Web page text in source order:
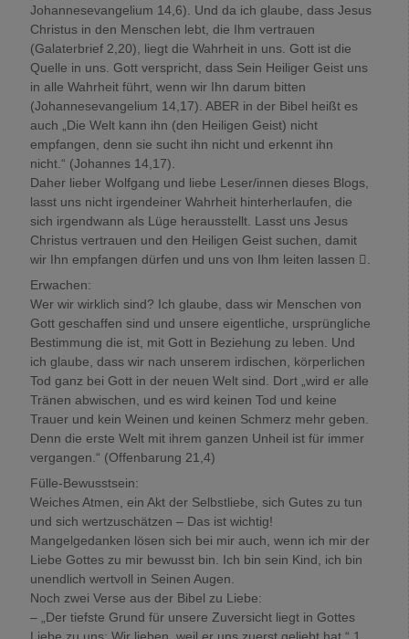
Johannesevangelium 14,6). Und da ich glaube, dass Jesus
Christus in den Menschen lebt, die Ihm vertrauen
(Galaterbrief 2,20), liegt die Wahrheit in uns. Gott ist die
Quelle in uns. Gott verspricht, dass Sein Heiliger Geist uns
in alle Wahrheit führt, wenn wir Ihn darum bitten
(Johannesevangelium 14,17). ABER in der Bibel heißt es
auch „Die Welt kann ihn (den Heiligen Geist) nicht
empfangen, denn sie sucht ihn nicht und erkennt ihn
nicht.“ (Johannes 14,17).
Daher lieber Wolfgang und liebe Leser/innen dieses Blogs,
lasst uns nicht irgendeiner Wahrheit hinterherlaufen, die
sich irgendwann als Lüge herausstellt. Lasst uns Jesus
Christus vertrauen und den Heiligen Geist suchen, damit
wir Ihn empfangen dürfen und uns von Ihm leiten lassen .
Erwachen:
Wer wir wirklich sind? Ich glaube, dass wir Menschen von
Gott geschaffen sind und unsere eigentliche, ursprüngliche
Bestimmung die ist, mit Gott in Beziehung zu leben. Und
ich glaube, dass wir nach unserem irdischen, körperlichen
Tod ganz bei Gott in der neuen Welt sind. Dort „wird er alle
Tränen abwischen, und es wird keinen Tod und keine
Trauer und kein Weinen und keinen Schmerz mehr geben.
Denn die erste Welt mit ihrem ganzen Unheil ist für immer
vergangen.“ (Offenbarung 21,4)
Fülle-Bewusstsein:
Weiches Atmen, ein Akt der Selbstliebe, sich Gutes zu tun
und sich wertzuschätzen – Das ist wichtig!
Mangelgedanken lösen sich bei mir auch, wenn ich mir der
Liebe Gottes zu mir bewusst bin. Ich bin sein Kind, ich bin
unendlich wertvoll in Seinen Augen.
Noch zwei Verse aus der Bibel zu Liebe:
– „Der tiefste Grund für unsere Zuversicht liegt in Gottes